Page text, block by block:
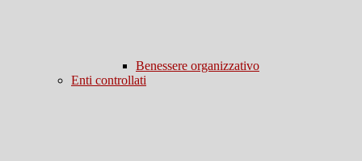
Benessere organizzativo
Enti controllati